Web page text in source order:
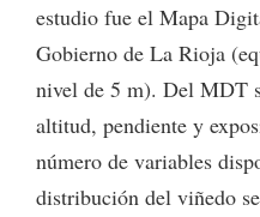
estudio fue el Mapa
Gobierno de La Rioja
nivel de 5 m). Del MDT
altitud, pendiente y
número de variables
distribución del viñedo